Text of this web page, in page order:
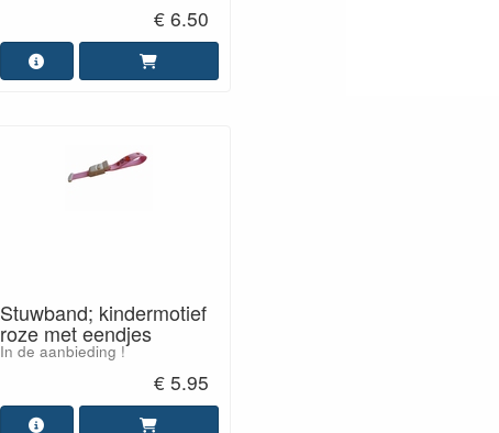
€ 6.50
Stuwband; kindermotief
roze met eendjes
In de aanbieding !
€ 5.95